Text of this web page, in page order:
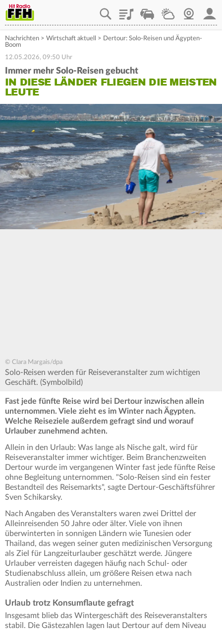
PlaylistStaupilotWetterWebcam
Nachrichten > Wirtschaft aktuell > Dertour: Solo-Reisen und Ägypten-
Boom
12.05.2026, 09:50 Uhr
Immer mehr Solo-Reisen gebucht
IN DIESE LÄNDER FLIEGEN DIE MEISTEN
LEUTE
© Clara Margais/dpa
Solo-Reisen werden für Reiseveranstalter zum wichtigen
Geschäft. (Symbolbild)
Fast jede fünfte Reise wird bei Dertour inzwischen allein
unternommen. Viele zieht es im Winter nach Ägypten.
Welche Reiseziele außerdem gefragt sind und worauf
Urlauber zunehmend achten.
Allein in den Urlaub: Was lange als Nische galt, wird für
Reiseveranstalter immer wichtiger. Beim Branchenzweiten
Dertour wurde im vergangenen Winter fast jede fünfte Reise
ohne Begleitung unternommen. "Solo-Reisen sind ein fester
Bestandteil des Reisemarkts", sagte Dertour-Geschäftsführer
Sven Schikarsky.
Nach Angaben des Veranstalters waren zwei Drittel der
Alleinreisenden 50 Jahre oder älter. Viele von ihnen
überwinterten in sonnigen Ländern wie Tunesien oder
Thailand, das wegen seiner guten medizinischen Versorgung
als Ziel für Langzeiturlauber geschätzt werde. Jüngere
Urlauber verreisten dagegen häufig nach Schul- oder
Studienabschluss allein, um größere Reisen etwa nach
Australien oder Indien zu unternehmen.
Urlaub trotz Konsumflaute gefragt
Insgesamt blieb das Wintergeschäft des Reiseveranstalters
stabil. Die Gästezahlen lagen laut Dertour auf dem Niveau